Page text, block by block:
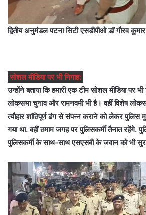
द्वितीय अनुमंडल पटना सिटी एसडीपीओ डॉ गौरव कुमार
सोशल मीडिया पर भी निगाह:
उन्होंने बताया कि हमारी एक टीम सोशल मीडिया पर
लोकसभा चुनाव और रामनवमी भी है। वहीं विशेष
त्यौहार शांतिपूर्ण ढंग से संपन्न कराने को लेकर पुलिस
गया था. वहीं तमाम जगह पर पुलिसकर्मी तैनात रहेंगे.
पुलिसकर्मी के साथ-साथ एसएसबी के जवान को भी